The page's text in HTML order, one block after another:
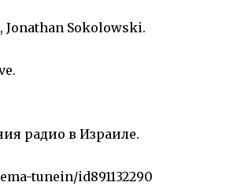
Sokolowski.
радио в Израиле.
tunein/id891132290